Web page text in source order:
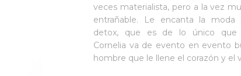
veces materialista, pero a la vez
entrañable. Le encanta la
detox, que es de lo único que
Cornelia va de evento en evento
hombre que le llene el corazón y el